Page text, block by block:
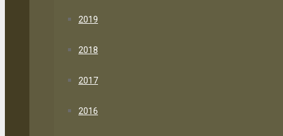
2019
2018
2017
2016